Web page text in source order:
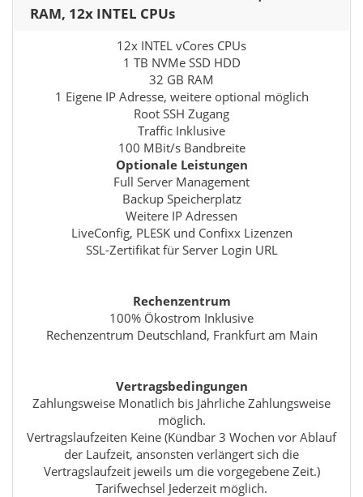
RAM, 12x INTEL CPUs
12x INTEL vCores CPUs
1 TB NVMe SSD HDD
32 GB RAM
1 Eigene IP Adresse, weitere optional möglich
Root SSH Zugang
Traffic Inklusive
100 MBit/s Bandbreite
Optionale Leistungen
Full Server Management
Backup Speicherplatz
Weitere IP Adressen
LiveConfig, PLESK und Confixx Lizenzen
SSL-Zertifikat für Server Login URL
Rechenzentrum
100% Ökostrom Inklusive
Rechenzentrum Deutschland, Frankfurt am Main
Vertragsbedingungen
Zahlungsweise Monatlich bis Jährliche Zahlungsweise
möglich.
Vertragslaufzeiten Keine (Kündbar 3 Wochen vor Ablauf
der Laufzeit, ansonsten verlängert sich die
Vertragslaufzeit jeweils um die vorgegebene Zeit.)
Tarifwechsel Jederzeit möglich.